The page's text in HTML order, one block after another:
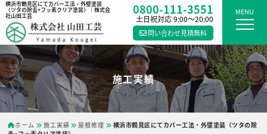
横浜市鶴見区にてカバー工法・外壁塗装
〈ツタの除去+フッ素クリア塗装〉｜株式会
社山田工芸 0800-111-3551
土日祝対応 9:00〜20:00
問い合わせ見積無料
MENU
施工実績
ホーム 施工実績 屋根修理
横浜市鶴見区にてカバー工法・外壁塗装〈ツタの除